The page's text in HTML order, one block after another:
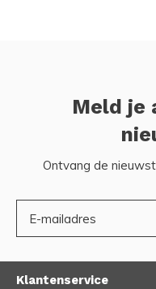
Meld je
Ontvang de
Klantenservice